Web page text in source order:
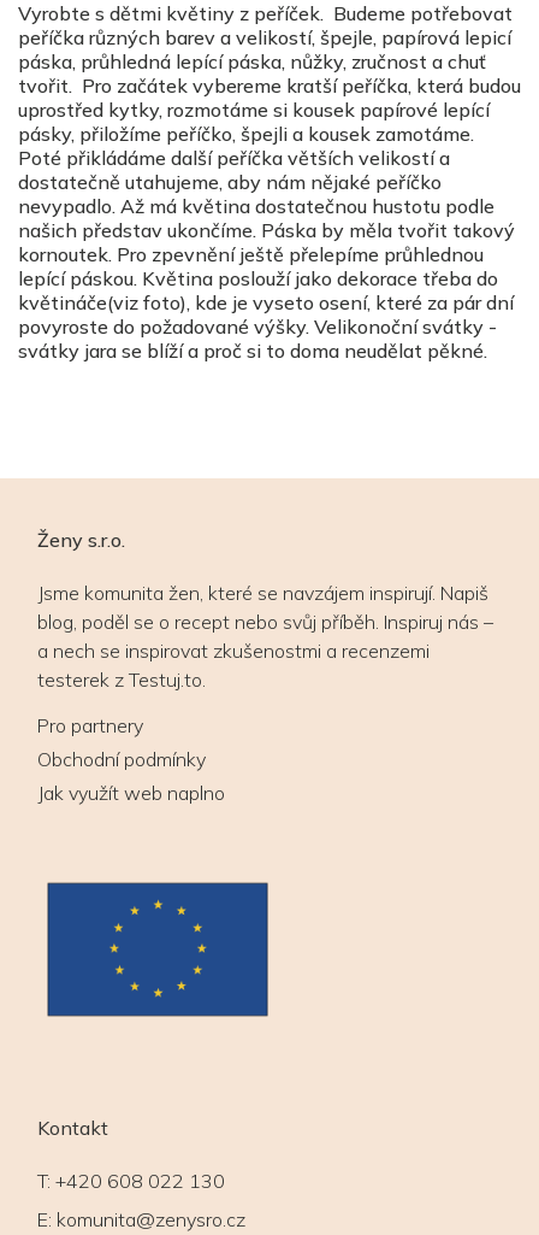
Vyrobte s dětmi květiny z peříček. Budeme potřebovat
peříčka různých barev a velikostí, špejle, papírová lepicí
páska, průhledná lepící páska, nůžky, zručnost a chuť
tvořit. Pro začátek vybereme kratší peříčka, která budou
uprostřed kytky, rozmotáme si kousek papírové lepící
pásky, přiložíme peříčko, špejli a kousek zamotáme.
Poté přikládáme další peříčka větších velikostí a
dostatečně utahujeme, aby nám nějaké peříčko
nevypadlo. Až má květina dostatečnou hustotu podle
našich představ ukončíme. Páska by měla tvořit takový
kornoutek. Pro zpevnění ještě přelepíme průhlednou
lepící páskou. Květina poslouží jako dekorace třeba do
květináče(viz foto), kde je vyseto osení, které za pár dní
povyroste do požadované výšky. Velikonoční svátky -
svátky jara se blíží a proč si to doma neudělat pěkné.
Ženy s.r.o.
Jsme komunita žen, které se navzájem inspirují. Napiš
blog, poděl se o recept nebo svůj příběh. Inspiruj nás –
a nech se inspirovat zkušenostmi a recenzemi
testerek z Testuj.to.
Pro partnery
Obchodní podmínky
Jak využít web naplno
Kontakt
T: +420 608 022 130
E: komunita@zenysro.cz